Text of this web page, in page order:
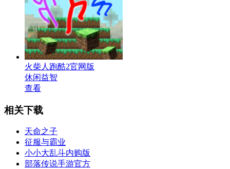
火柴人跑酷2官网版
休闲益智
查看
相关下载
天命之子
征服与霸业
小小大乱斗内购版
部落传说手游官方